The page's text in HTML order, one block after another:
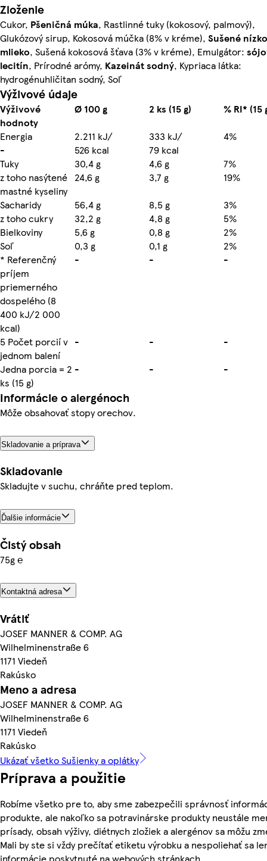
Zloženie
Cukor, Pšeničná múka, Rastlinné tuky (kokosový, palmový),
Glukózový sirup, Kokosová múčka (8% v kréme), Sušené
mlieko, Sušená kokosová šťava (3% v kréme), Emulgátor:
lecitín, Prírodné arómy, Kazeinát sodný, Kypriaca látka:
hydrogénuhličitan sodný, Soľ
Výživové údaje
Výživové
hodnoty
Ø 100 g 2 ks (15 g)
% RI* (15
Energia
2.211 kJ/ 333 kJ/
4%
-
526 kcal
79 kcal
Tuky
30,4 g 4,6 g
7%
z toho nasýtené
mastné kyseliny
24,6 g 3,7 g
19%
Sacharidy
56,4 g 8,5 g
3%
z toho cukry
32,2 g 4,8 g
5%
Bielkoviny
5,6 g 0,8 g
2%
Soľ
0,3 g 0,1 g
2%
* Referenčný
príjem
priemerného
dospelého (8
400 kJ/2 000
kcal)
- - -
5 Počet porcií v
jednom balení
- -
-
Jedna porcia = 2
ks (15 g)
- - -
Informácie o alergénoch
Môže obsahovať stopy orechov.
Skladovanie a príprava
Skladovanie
Skladujte v suchu, chráňte pred teplom.
Ďalšie informácie
Čistý obsah
75g ℮
Kontaktná adresa
Vrátiť
JOSEF MANNER & COMP. AG
Wilhelminenstraße 6
1171 Viedeň
Rakúsko
Meno a adresa
JOSEF MANNER & COMP. AG
Wilhelminenstraße 6
1171 Viedeň
Rakúsko
Ukázať všetko Sušienky a oplátky
Príprava a použitie
Robíme všetko pre to, aby sme zabezpečili správnosť
produkte, ale nakoľko sa potravinárske produkty neustále
prísady, obsah výživy, diétnych zložiek a alergénov sa môžu
Mali by ste si vždy prečítať etiketu výrobku a nespoliehať sa